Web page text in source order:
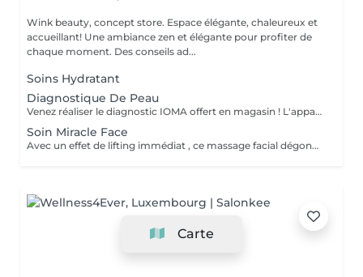
Wink beauty, concept store. Espace élégante, chaleureux et
accueillant! Une ambiance zen et élégante pour profiter de
chaque moment. Des conseils ad...
Soins Hydratant
Diagnostique De Peau
Venez réaliser le diagnostic IOMA offert en magasin ! L'appareil de mesures cutanées réalise en quelques minutes une analyse des différentes dimensions de la peau (hydratation, rides, rougeurs, tâches) Ces données constituent un diagnostic global et précis de vos besoins. Pour y répondre, IOMA vous propose une combinaison beauté sur-mesure et la réalisation de votre soin personnalisé.
Soin Miracle Face
Avec un effet de lifting immédiat , ce massage facial dégonfle, accentue les formes du visage et favorise la revitalisation naturelle de la peau.
Carte